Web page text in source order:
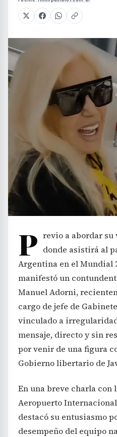
P revio a abordar
donde asistirá al
Argentina en el Mundial
manifestó un
Manuel Adorni,
cargo de jefe de
vinculado a
mensaje, directo y sin
por venir de una figura
Gobierno libertario de
En una breve charla con
Aeropuerto
destacó su entusiasmo
desempeño del equipo